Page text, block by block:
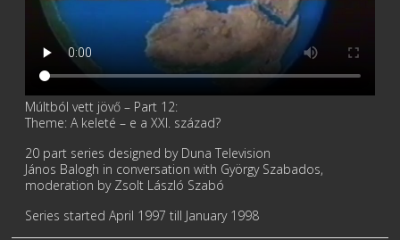
Múltból vett jövő – Part 12:
Theme: A keleté – e a XXI. század?
20 part series designed by Duna Television
János Balogh in conversation with György Szabados,
moderation by Zsolt László Szabó
Series started April 1997 till January 1998